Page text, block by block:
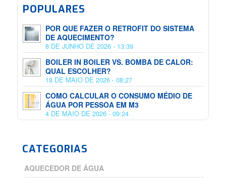
POPULARES
POR QUE FAZER O RETROFIT DO SISTEMA
DE AQUECIMENTO?
8 DE JUNHO DE 2026 - 13:39
BOILER IN BOILER VS. BOMBA DE CALOR:
QUAL ESCOLHER?
18 DE MAIO DE 2026 - 08:27
COMO CALCULAR O CONSUMO MÉDIO DE
ÁGUA POR PESSOA EM M3
4 DE MAIO DE 2026 - 09:24
CATEGORIAS
AQUECEDOR DE ÁGUA